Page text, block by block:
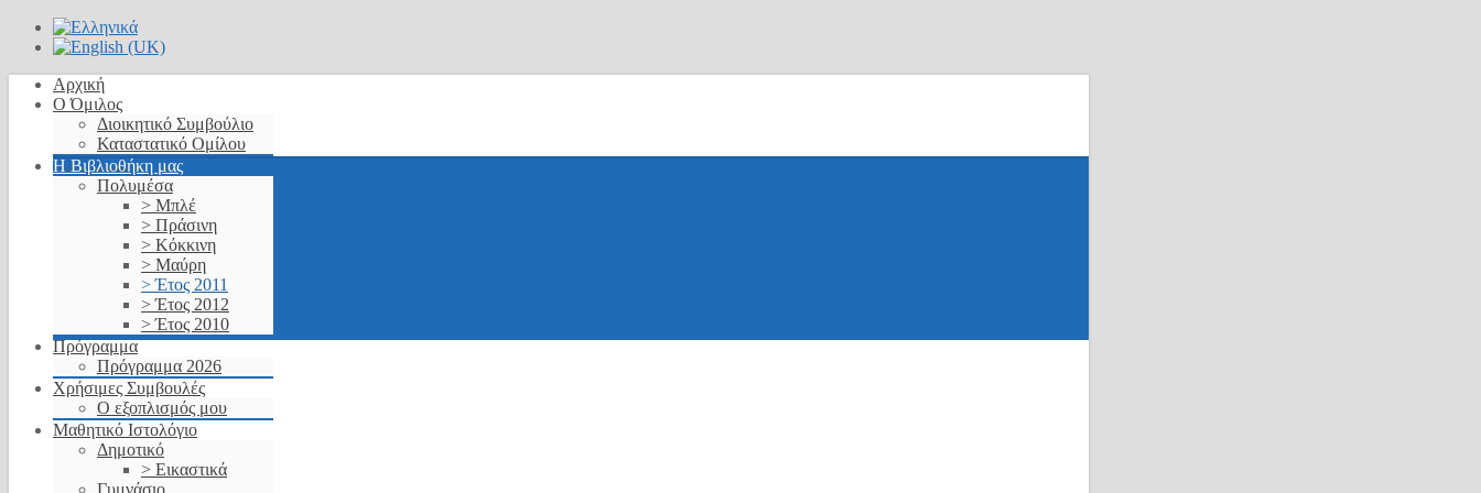
Αρχική
Ο Όμιλος
Διοικητικό Συμβούλιο
Καταστατικό Ομίλου
Η Βιβλιοθήκη μας
Πολυμέσα
> Μπλέ
> Πράσινη
> Κόκκινη
> Μαύρη
> Έτος 2011
> Έτος 2012
> Έτος 2010
Πρόγραμμα
Πρόγραμμα 2026
Χρήσιμες Συμβουλές
Ο εξοπλισμός μου
Μαθητικό Ιστολόγιο
Δημοτικό
> Εικαστικά
Γυμνάσιο